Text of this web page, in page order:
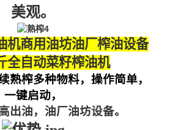
美观。
机商用油坊油厂榨油设备
全自动菜籽榨油机
熟榨多种物料，操作简单，
一键启动，
出油，油厂油坊设备。